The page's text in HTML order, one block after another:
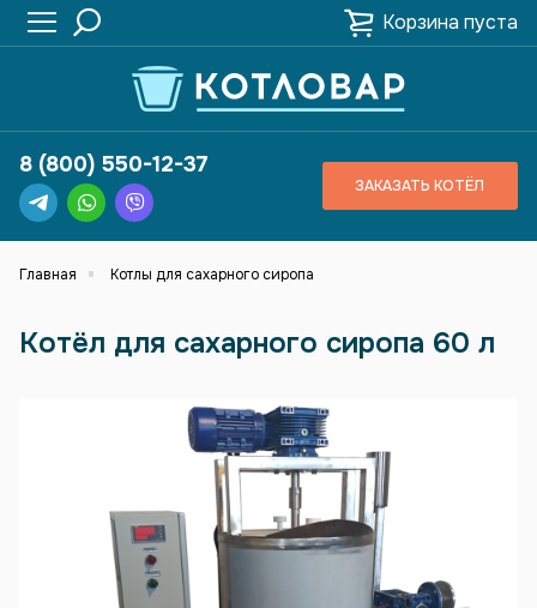
Корзина пуста
8 (800) 550-12-37
ЗАКАЗАТЬ КОТЁЛ
Главная Котлы для сахарного сиропа
Котёл для сахарного сиропа 60 л